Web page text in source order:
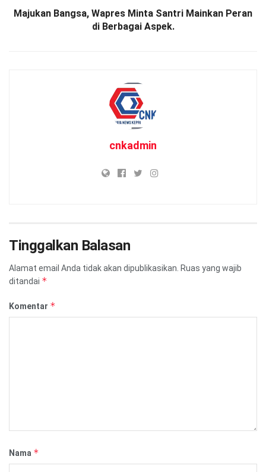
Majukan Bangsa, Wapres Minta Santri Mainkan Peran
di Berbagai Aspek.
cnkadmin
Tinggalkan Balasan
Alamat email Anda tidak akan dipublikasikan. Ruas yang wajib
ditandai *
Komentar *
Nama *